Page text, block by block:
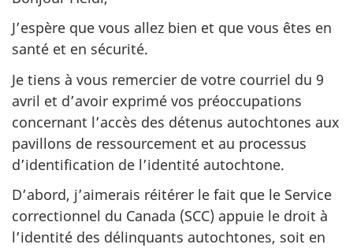
J’espère que vous allez bien et que vous êtes en
santé et en sécurité.
Je tiens à vous remercier de votre courriel du 9
avril et d’avoir exprimé vos préoccupations
concernant l’accès des détenus autochtones aux
pavillons de ressourcement et au processus
d’identification de l’identité autochtone.
D’abord, j’aimerais réitérer le fait que le Service
correctionnel du Canada (SCC) appuie le droit à
l’identité des délinquants autochtones, soit en